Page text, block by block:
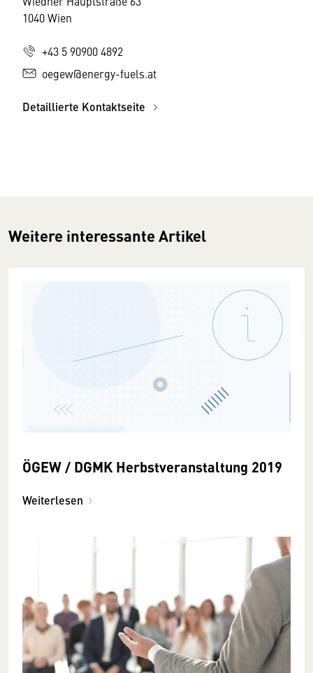
1040 Wien
+43 5 90900 4892
oegew@energy-fuels.at
Detaillierte Kontaktseite
Weitere interessante Artikel
ÖGEW / DGMK Herbstveranstaltung 2019
Weiterlesen